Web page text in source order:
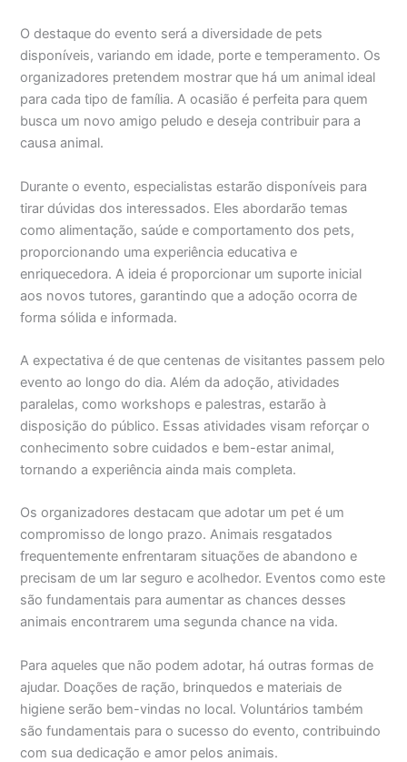
O destaque do evento será a diversidade de pets
disponíveis, variando em idade, porte e temperamento. Os
organizadores pretendem mostrar que há um animal ideal
para cada tipo de família. A ocasião é perfeita para quem
busca um novo amigo peludo e deseja contribuir para a
causa animal.
Durante o evento, especialistas estarão disponíveis para
tirar dúvidas dos interessados. Eles abordarão temas
como alimentação, saúde e comportamento dos pets,
proporcionando uma experiência educativa e
enriquecedora. A ideia é proporcionar um suporte inicial
aos novos tutores, garantindo que a adoção ocorra de
forma sólida e informada.
A expectativa é de que centenas de visitantes passem pelo
evento ao longo do dia. Além da adoção, atividades
paralelas, como workshops e palestras, estarão à
disposição do público. Essas atividades visam reforçar o
conhecimento sobre cuidados e bem-estar animal,
tornando a experiência ainda mais completa.
Os organizadores destacam que adotar um pet é um
compromisso de longo prazo. Animais resgatados
frequentemente enfrentaram situações de abandono e
precisam de um lar seguro e acolhedor. Eventos como este
são fundamentais para aumentar as chances desses
animais encontrarem uma segunda chance na vida.
Para aqueles que não podem adotar, há outras formas de
ajudar. Doações de ração, brinquedos e materiais de
higiene serão bem-vindas no local. Voluntários também
são fundamentais para o sucesso do evento, contribuindo
com sua dedicação e amor pelos animais.